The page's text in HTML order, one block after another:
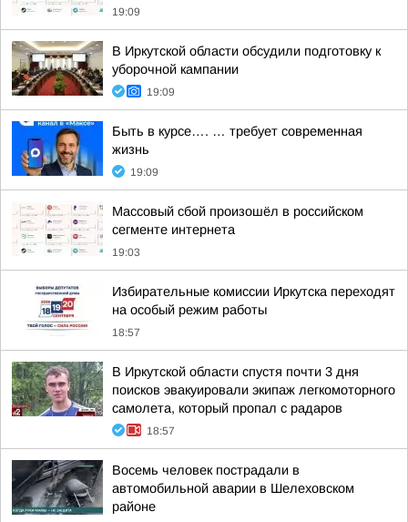
19:09
В Иркутской области обсудили подготовку к
уборочной кампании
19:09
Быть в курсе…. … требует современная
жизнь
19:09
Массовый сбой произошёл в российском
сегменте интернета
19:03
Избирательные комиссии Иркутска переходят
на особый режим работы
18:57
В Иркутской области спустя почти 3 дня
поисков эвакуировали экипаж легкомоторного
самолета, который пропал с радаров
18:57
Восемь человек пострадали в
автомобильной аварии в Шелеховском
районе